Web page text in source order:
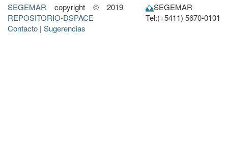
SEGEMAR copyright © 2019
REPOSITORIO-DSPACE
Contacto | Sugerencias
SEGEMAR
Tel:(+5411) 5670-0101